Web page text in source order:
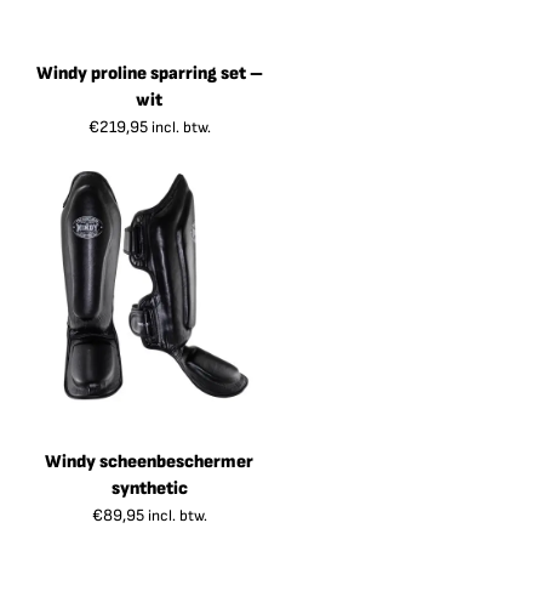
Windy proline sparring set –
wit
€219,95 incl. btw.
Windy scheenbeschermer
synthetic
€89,95 incl. btw.